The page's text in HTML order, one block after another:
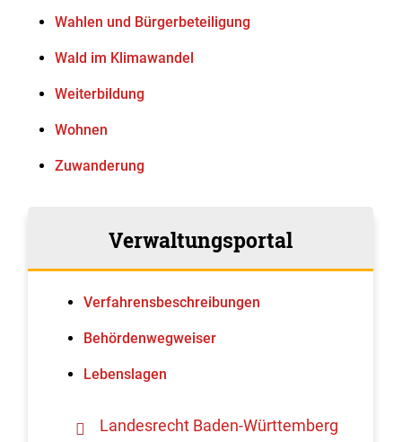
Wahlen und Bürgerbeteiligung
Wald im Klimawandel
Weiterbildung
Wohnen
Zuwanderung
Verwaltungsportal
Verfahrens­beschreibungen
Behördenwegweiser
Lebenslagen
Landesrecht Baden-Württemberg